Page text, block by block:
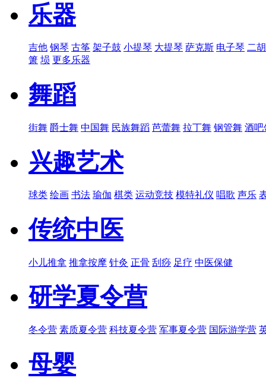
乐器
吉他 钢琴 古筝 架子鼓 小提琴 大提琴 萨克斯 电子琴 二胡
箫 埙 更多乐器
舞蹈
街舞 爵士舞 中国舞 民族舞蹈 芭蕾舞 拉丁舞 钢管舞 酒吧
兴趣艺术
球类 绘画 书法 瑜伽 棋类 运动竞技 模特礼仪 唱歌 声乐
传统中医
小儿推拿 推拿按摩 针灸 正骨 刮痧 足疗 中医保健
研学夏令营
冬令营 素质夏令营 科技夏令营 军事夏令营 国际游学营
母婴